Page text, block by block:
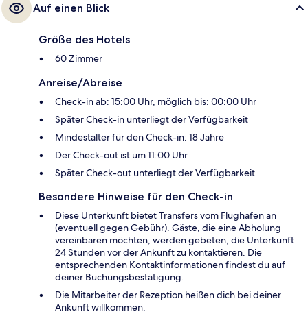
Auf einen Blick
Größe des Hotels
60 Zimmer
Anreise/Abreise
Check-in ab: 15:00 Uhr, möglich bis: 00:00 Uhr
Später Check-in unterliegt der Verfügbarkeit
Mindestalter für den Check-in: 18 Jahre
Der Check-out ist um 11:00 Uhr
Später Check-out unterliegt der Verfügbarkeit
Besondere Hinweise für den Check-in
Diese Unterkunft bietet Transfers vom Flughafen an
(eventuell gegen Gebühr). Gäste, die eine Abholung
vereinbaren möchten, werden gebeten, die Unterkunft
24 Stunden vor der Ankunft zu kontaktieren. Die
entsprechenden Kontaktinformationen findest du auf
deiner Buchungsbestätigung.
Die Mitarbeiter der Rezeption heißen dich bei deiner
Ankunft willkommen.